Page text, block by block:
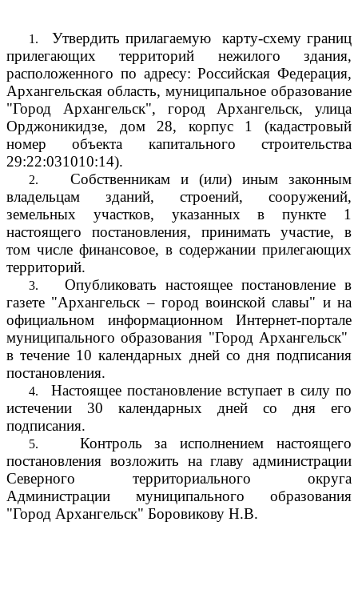
1. Утвердить прилагаемую
карту-схему границ
прилегающих территорий нежилого здания,
расположенного по адресу: Российская Федерация,
Архангельская область, муниципальное образование
"Город Архангельск", город Архангельск, улица
Орджоникидзе, дом 28, корпус 1 (кадастровый
номер объекта капитального строительства
29:22:031010:14).
2.
Собственникам и (или) иным законным
владельцам зданий, строений, сооружений,
земельных участков, указанных в пункте 1
настоящего постановления, принимать участие, в
том числе финансовое, в содержании прилегающих
территорий.
3.
Опубликовать настоящее постановление в
газете "Архангельск – город воинской славы" и на
официальном информационном Интернет-портале
муниципального образования "Город Архангельск"
в течение 10 календарных дней со дня подписания
постановления.
4.
Настоящее постановление вступает в силу по
истечении 30 календарных дней со дня его
подписания.
5.
Контроль за исполнением настоящего
постановления возложить на главу администрации
Северного территориального округа
Администрации муниципального образования
"Город Архангельск" Боровикову Н.В.